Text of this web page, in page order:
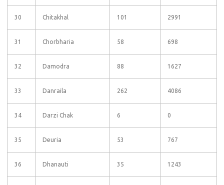
30 Chitakhal 101 2991
31 Chorbharia 58 698
32 Damodra 88 1627
33 Danraila 262 4086
34 Darzi Chak 6 0
35 Deuria 53 767
36 Dhanauti 35 1243